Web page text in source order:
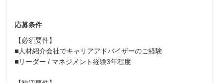
応募条件
【必須要件】
■人材紹介会社でキャリアアドバイザーのご経験
■リーダー / マネジメント経験3年程度